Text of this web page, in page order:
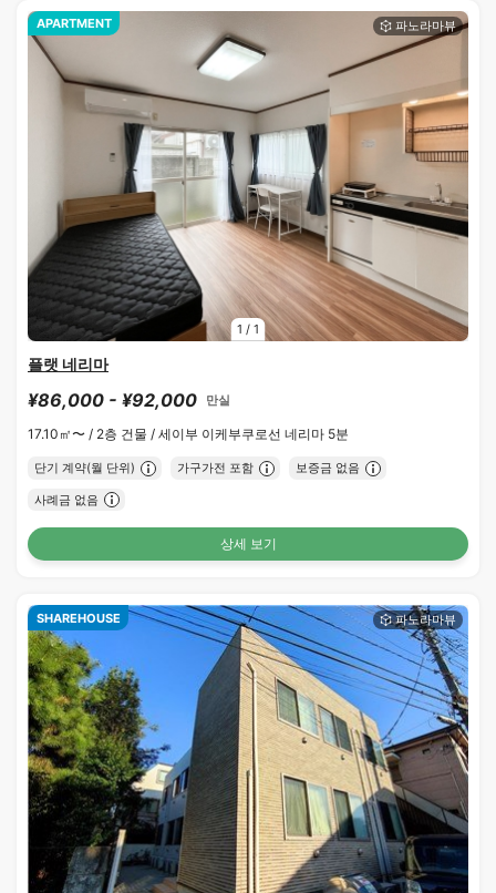
1 / 1
APARTMENT
플랫 네리마
¥86,000 - ¥92,000 만실
17.10㎡〜 / 2층 건물 / 세이부 이케부쿠로선 네리마 5분
단기 계약(월 단위) 가구가전 포함 보증금 없음
사례금 없음
상세 보기
SHAREHOUSE